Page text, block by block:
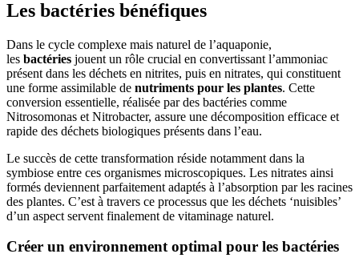
Les bactéries bénéfiques
Dans le cycle complexe mais naturel de l’aquaponie,
les bactéries jouent un rôle crucial en convertissant l’ammoniac
présent dans les déchets en nitrites, puis en nitrates, qui constituent
une forme assimilable de nutriments pour les plantes. Cette
conversion essentielle, réalisée par des bactéries comme
Nitrosomonas et Nitrobacter, assure une décomposition efficace et
rapide des déchets biologiques présents dans l’eau.
Le succès de cette transformation réside notamment dans la
symbiose entre ces organismes microscopiques. Les nitrates ainsi
formés deviennent parfaitement adaptés à l’absorption par les racines
des plantes. C’est à travers ce processus que les déchets ‘nuisibles’
d’un aspect servent finalement de vitaminage naturel.
Créer un environnement optimal pour les bactéries